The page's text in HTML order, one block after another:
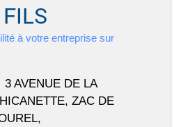
à votre entreprise sur
3 AVENUE DE LA
ZAC DE